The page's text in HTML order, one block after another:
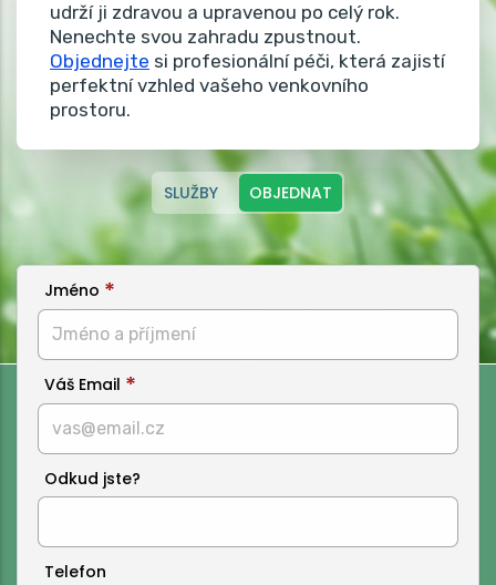
udrží ji zdravou a upravenou po celý rok.
Nenechte svou zahradu zpustnout.
Objednejte si profesionální péči, která zajistí
perfektní vzhled vašeho venkovního
prostoru.
SLUŽBY OBJEDNAT
Jméno
Váš Email
Odkud jste?
Telefon